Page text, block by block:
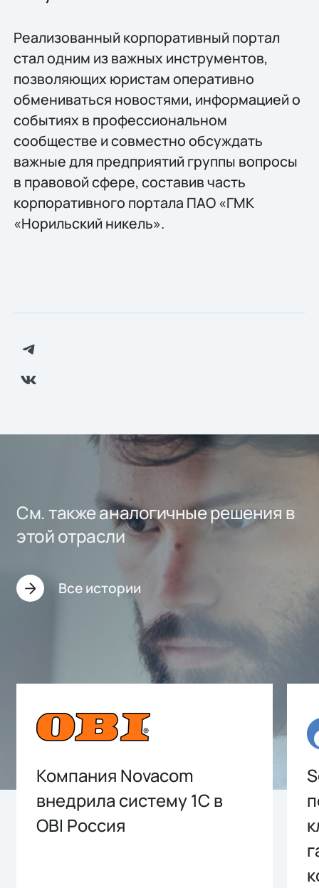
Реализованный корпоративный портал
стал одним из важных инструментов,
позволяющих юристам оперативно
обмениваться новостями, информацией о
событиях в профессиональном
сообществе и совместно обсуждать
важные для предприятий группы вопросы
в правовой сфере, составив часть
корпоративного портала ПАО «ГМК
«Норильский никель».
См. также аналогичные решения в
этой отрасли
Все истории
Компания Novacom
внедрила систему 1С в
OBI Россия